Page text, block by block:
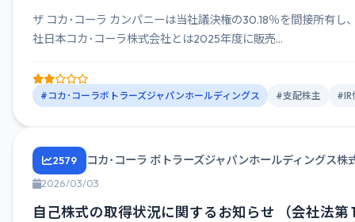
ザ コカ･コーラ カンパニーは当社議決権の30.18％を間接所有し
社日本コカ･コーラ株式会社とは2025年度に販売...
#コカ･コーラボトラーズジャパンホールディングス #支配株主 #IR
2579 コカ･コーラ ボトラーズジャパンホールディングス株
2026/03/03
自己株式の取得状況に関するお知らせ （会社法第